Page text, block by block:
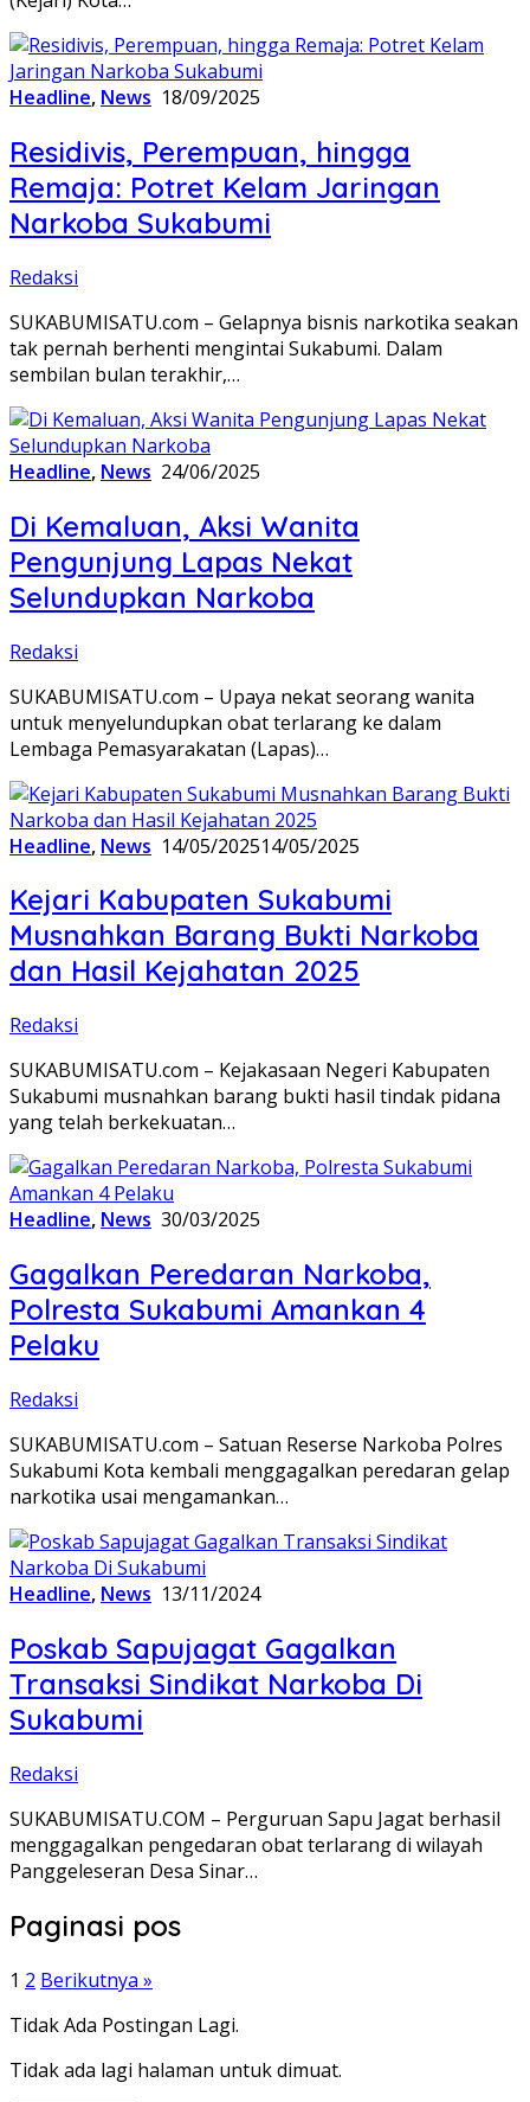
Headline, News 18/09/2025
Residivis, Perempuan, hingga
Remaja: Potret Kelam Jaringan
Narkoba Sukabumi
Redaksi
SUKABUMISATU.com – Gelapnya bisnis narkotika seakan
tak pernah berhenti mengintai Sukabumi. Dalam
sembilan bulan terakhir,…
Headline, News 24/06/2025
Di Kemaluan, Aksi Wanita
Pengunjung Lapas Nekat
Selundupkan Narkoba
Redaksi
SUKABUMISATU.com – Upaya nekat seorang wanita
untuk menyelundupkan obat terlarang ke dalam
Lembaga Pemasyarakatan (Lapas)…
Headline, News 14/05/202514/05/2025
Kejari Kabupaten Sukabumi
Musnahkan Barang Bukti Narkoba
dan Hasil Kejahatan 2025
Redaksi
SUKABUMISATU.com – Kejakasaan Negeri Kabupaten
Sukabumi musnahkan barang bukti hasil tindak pidana
yang telah berkekuatan…
Headline, News 30/03/2025
Gagalkan Peredaran Narkoba,
Polresta Sukabumi Amankan 4
Pelaku
Redaksi
SUKABUMISATU.com – Satuan Reserse Narkoba Polres
Sukabumi Kota kembali menggagalkan peredaran gelap
narkotika usai mengamankan…
Headline, News 13/11/2024
Poskab Sapujagat Gagalkan
Transaksi Sindikat Narkoba Di
Sukabumi
Redaksi
SUKABUMISATU.COM – Perguruan Sapu Jagat berhasil
menggagalkan pengedaran obat terlarang di wilayah
Panggeleseran Desa Sinar…
Paginasi pos
1 2 Berikutnya »
Tidak Ada Postingan Lagi.
Tidak ada lagi halaman untuk dimuat.